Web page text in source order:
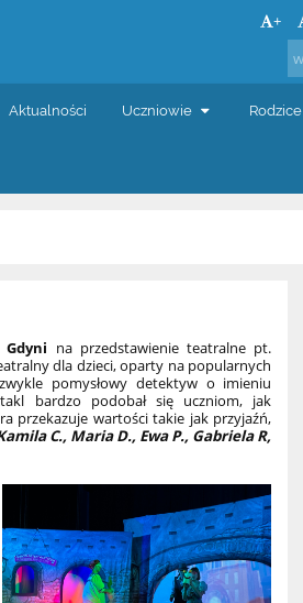
+
Aktualności Uczniowie Rodzice
Gdyni na przedstawienie teatralne pt.
dla dzieci, oparty na popularnych
pomysłowy detektyw o imieniu
bardzo podobał się uczniom, jak
przekazuje wartości takie jak przyjaźń,
C., Maria D., Ewa P., Gabriela R,